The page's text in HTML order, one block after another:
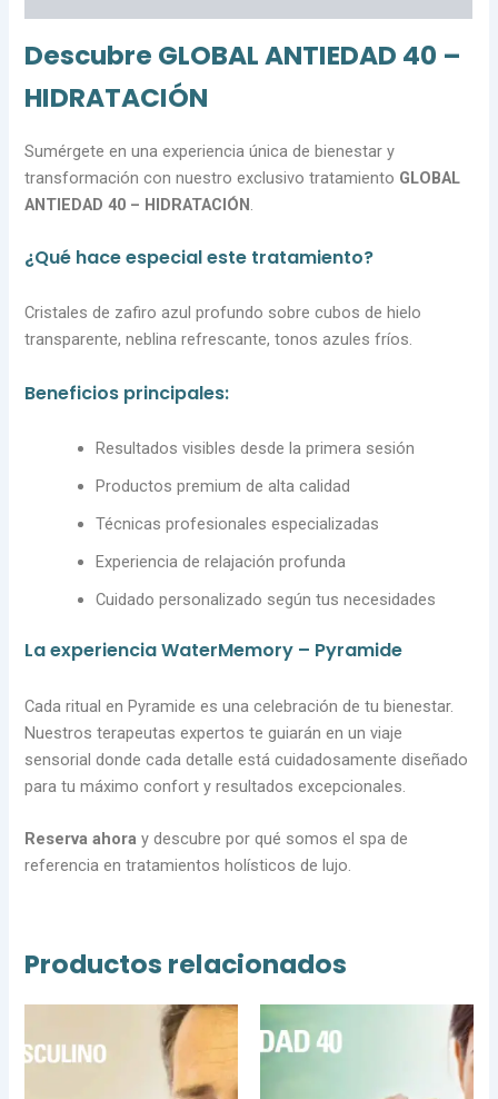
Descubre GLOBAL ANTIEDAD 40 –
HIDRATACIÓN
Sumérgete en una experiencia única de bienestar y
transformación con nuestro exclusivo tratamiento GLOBAL
ANTIEDAD 40 – HIDRATACIÓN.
¿Qué hace especial este tratamiento?
Cristales de zafiro azul profundo sobre cubos de hielo
transparente, neblina refrescante, tonos azules fríos.
Beneficios principales:
Resultados visibles desde la primera sesión
Productos premium de alta calidad
Técnicas profesionales especializadas
Experiencia de relajación profunda
Cuidado personalizado según tus necesidades
La experiencia WaterMemory – Pyramide
Cada ritual en Pyramide es una celebración de tu bienestar.
Nuestros terapeutas expertos te guiarán en un viaje
sensorial donde cada detalle está cuidadosamente diseñado
para tu máximo confort y resultados excepcionales.
Reserva ahora y descubre por qué somos el spa de
referencia en tratamientos holísticos de lujo.
Productos relacionados